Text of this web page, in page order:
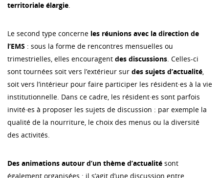
territoriale élargie.
Le second type concerne les réunions avec la direction de
l’EMS : sous la forme de rencontres mensuelles ou
trimestrielles, elles encouragent des discussions. Celles-ci
sont tournées soit vers l’extérieur sur des sujets d’actualité,
soit vers l’intérieur pour faire participer les résident·es à la vie
institutionnelle. Dans ce cadre, les résident·es sont parfois
invité·es à proposer les sujets de discussion : par exemple la
qualité de la nourriture, le choix des menus ou la diversité
des activités.
Des animations autour d’un thème d’actualité sont
également organisées : il s’agit d’une discussion entre